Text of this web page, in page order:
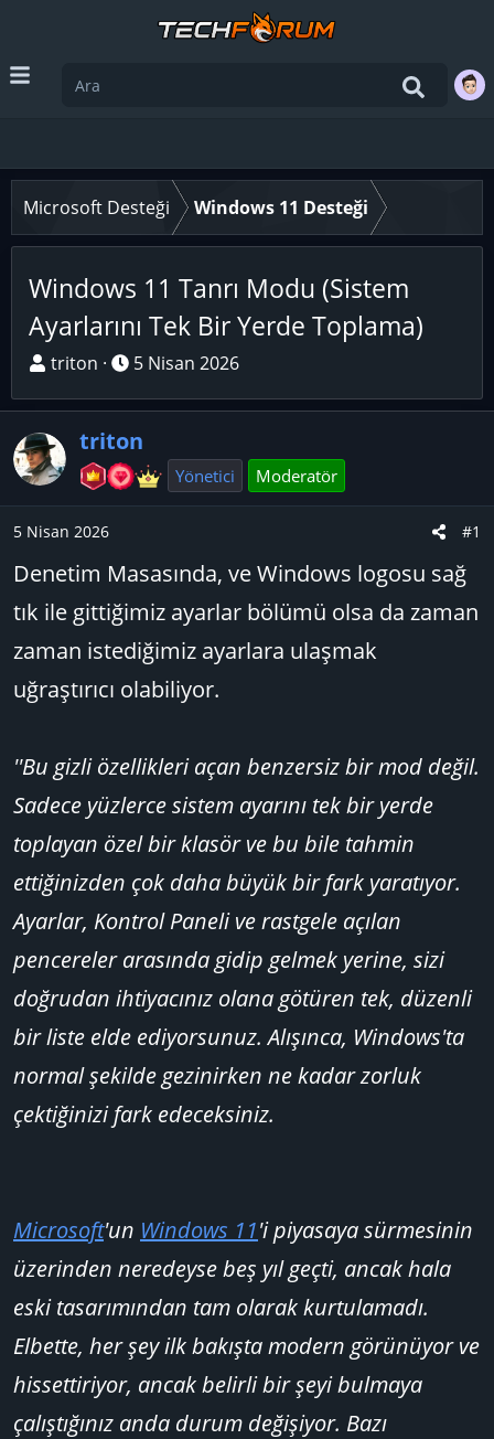
Microsoft Desteği Windows 11 Desteği
Windows 11 Tanrı Modu (Sistem
Ayarlarını Tek Bir Yerde Toplama)
K
n
u
y
ş
l
a
t
a
triton
B
ş
l
a
n
ç
a
r
i
5 Nisan 2026
triton
Yönetici Moderatör
5 Nisan 2026 #1
Denetim Masasında, ve Windows logosu sağ
tık ile gittiğimiz ayarlar bölümü olsa da zaman
zaman istediğimiz ayarlara ulaşmak
uğraştırıcı olabiliyor.
''Bu gizli özellikleri açan benzersiz bir mod değil.
Sadece yüzlerce sistem ayarını tek bir yerde
toplayan özel bir klasör ve bu bile tahmin
ettiğinizden çok daha büyük bir fark yaratıyor.
Ayarlar, Kontrol Paneli ve rastgele açılan
pencereler arasında gidip gelmek yerine, sizi
doğrudan ihtiyacınız olana götüren tek, düzenli
bir liste elde ediyorsunuz. Alışınca, Windows'ta
normal şekilde gezinirken ne kadar zorluk
çektiğinizi fark edeceksiniz.
Microsoft'un Windows 11'i piyasaya sürmesinin
üzerinden neredeyse beş yıl geçti, ancak hala
eski tasarımından tam olarak kurtulamadı.
Elbette, her şey ilk bakışta modern görünüyor ve
hissettiriyor, ancak belirli bir şeyi bulmaya
çalıştığınız anda durum değişiyor. Bazı